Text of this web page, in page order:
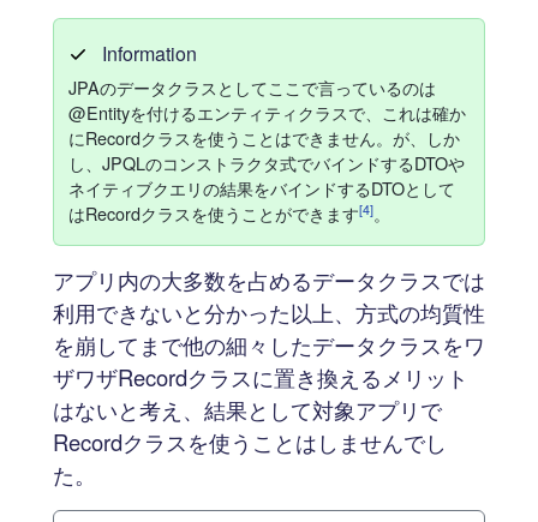
Information
JPAのデータクラスとしてここで言っているのは
@Entityを付けるエンティティクラスで、これは確か
にRecordクラスを使うことはできません。が、しか
し、JPQLのコンストラクタ式でバインドするDTOや
ネイティブクエリの結果をバインドするDTOとして
はRecordクラスを使うことができます[4]。
アプリ内の大多数を占めるデータクラスでは
利用できないと分かった以上、方式の均質性
を崩してまで他の細々したデータクラスをワ
ザワザRecordクラスに置き換えるメリット
はないと考え、結果として対象アプリで
Recordクラスを使うことはしませんでし
た。